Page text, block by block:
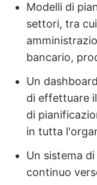
Modelli di
settori, tra
bancario,
Un
di effettuare
di
in tutta
Un sistema
continuo